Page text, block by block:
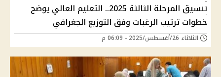
تنسيق المرحلة الثالثة 2025.. التعليم العالي يوضح
خطوات ترتيب الرغبات وفق التوزيع الجغرافي
الثلاثاء 26/أغسطس/2025 - 06:09 م